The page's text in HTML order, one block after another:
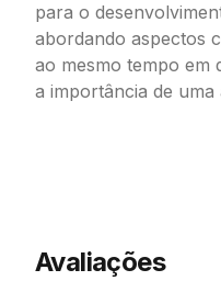
para o
abordando aspectos
ao mesmo tempo em
a importância de uma
Avaliações